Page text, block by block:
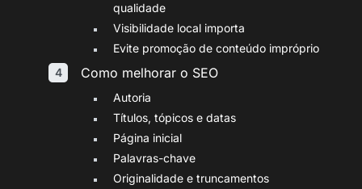
qualidade
Visibilidade local importa
Evite promoção de conteúdo impróprio
Como melhorar o SEO
Autoria
Títulos, tópicos e datas
Página inicial
Palavras-chave
Originalidade e truncamentos